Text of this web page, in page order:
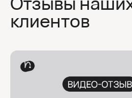
Мы доводим
клиентов
до результата,
Чтобы усилить продажи, нужно думать,
как клиент.